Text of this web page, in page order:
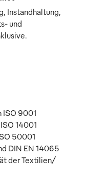
Instandhaltung,
und
9001
14001
50001
DIN EN 14065
der Textilien/